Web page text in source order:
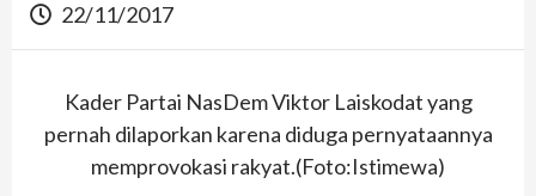
22/11/2017
Kader Partai NasDem Viktor Laiskodat yang
pernah dilaporkan karena diduga pernyataannya
memprovokasi rakyat.(Foto:Istimewa)